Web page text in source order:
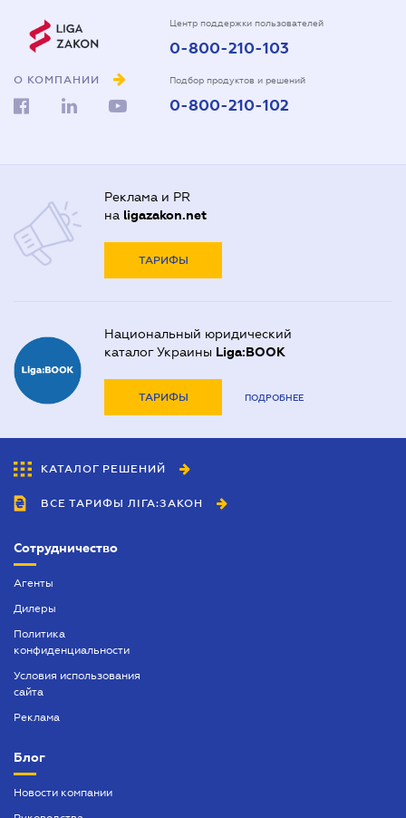
О КОМПАНИИ
Центр поддержки пользователей
0-800-210-103
Подбор продуктов и решений
0-800-210-102
Реклама и PR
на ligazakon.net
ТАРИФЫ
Национальный юридический
каталог Украины Liga:BOOK
ТАРИФЫ ПОДРОБНЕЕ
КАТАЛОГ РЕШЕНИЙ
ВСЕ ТАРИФЫ ЛІГА:ЗАКОН
Сотрудничество
Агенты
Дилеры
Политика
конфиденциальности
Условия использования
сайта
Реклама
Блог
Новости компании